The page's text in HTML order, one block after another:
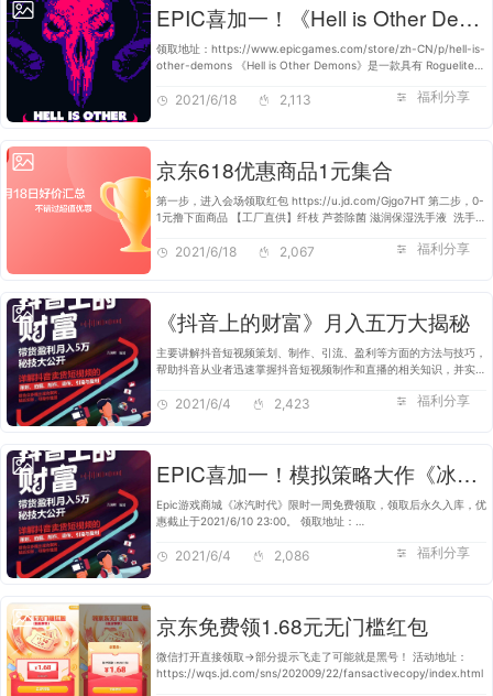
EPIC喜加一！《Hell is Other Demons》限时免费！
领取地址：https://www.epicgames.com/store/zh-CN/p/hell-is-
other-demons 《Hell is Other Demons》是一款具有 Roguelite
了恶魔、过度疯狂酷炫的…
福利分享
2021/6/18 2,113
京东618优惠商品1元集合
第一步，进入会场领取红包 https://u.jd.com/Gjgo7HT 第二步，0-
1元撸下面商品 【工厂直供】纤枝 芦荟除菌 滋润保湿洗手液 洗手液
袜子男女短袜中筒袜…
福利分享
2021/6/18 2,067
《抖音上的财富》月入五万大揭秘
主要讲解抖音短视频策划、制作、引流、盈利等方面的方法与技巧，
帮助抖音从业者迅速掌握抖音短视频制作和直播的相关知识，并实现
音在短视频平台中成为…
福利分享
2021/6/4 2,423
EPIC喜加一！模拟策略大作《冰汽时代》限时免费领取！
Epic游戏商城《冰汽时代》限时一周免费领取，领取后永久入库，优
惠截止于2021/6/10 23:00。 领取地址：
时代》是《这是我的战争》开发商11 bit studio最…
福利分享
2021/6/4 2,086
京东免费领1.68元无门槛红包
微信打开直接领取->部分提示飞走了可能就是黑号！ 活动地址：
https://wqs.jd.com/sns/202009/22/fansactivecopy/index.html